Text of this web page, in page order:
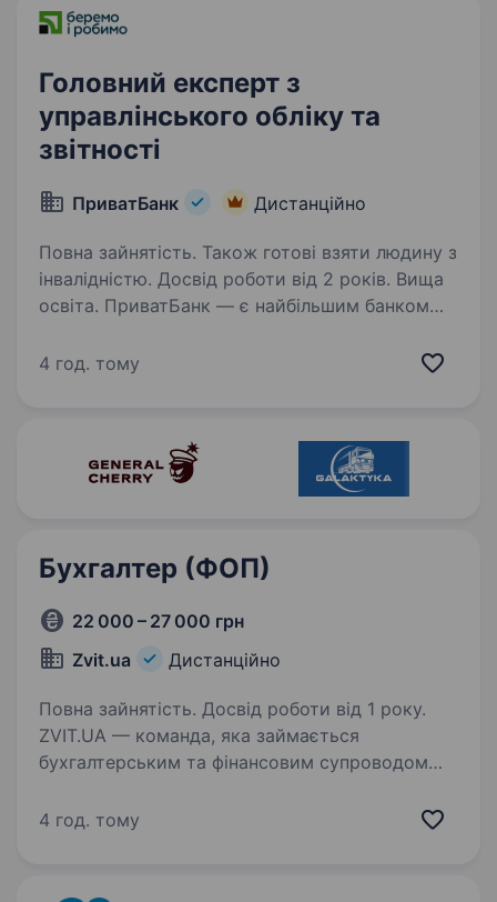
Головний експерт з
управлінського обліку та
звітності
ПриватБанк Дистанційно
Повна зайнятість. Також готові взяти людину з
інвалідністю. Досвід роботи від 2 років. Вища
освіта. ПриватБанк — є найбільшим банком
банків світу. Займає лідуючі позиції за всіма
4 год. тому
Бухгалтер (ФОП)
22 000 – 27 000 грн
Zvit.ua
Дистанційно
Повна зайнятість. Досвід роботи від 1 року.
ZVIT.UA — команда, яка займається
бухгалтерським та фінансовим супроводом
Зараз шукають уважного та відповідального
4 год. тому